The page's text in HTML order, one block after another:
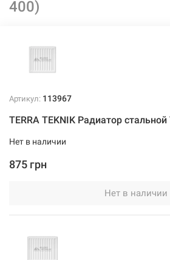
400)
Артикул: 113967
TERRA TEKNIK Радиатор
Нет в наличии
875 грн
Нет в наличии